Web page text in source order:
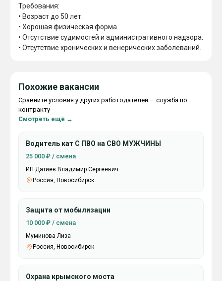
Требования:
• Возраст до 50 лет.
• Хорошая физическая форма.
• Отсутствие судимостей и административного надзора.
• Отсутствие хронических и венерических заболеваний.
Похожие вакансии
Сравните условия у других работодателей — служба по
контракту
Смотреть ещё →
Водитель кат С ПВО на СВО МУЖЧИНЫ
25 000 ₽ / смена
ИП Датиев Владимир Сергеевич
Россия, Новосибирск
Защита от мобилизации
10 000 ₽ / смена
Муминова Лиза
Россия, Новосибирск
Охрана крымского моста